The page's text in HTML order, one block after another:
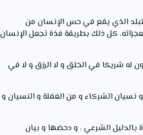
التبلد الذي يقع في حس الإنسان من
كل ذلك بطريقة فذة تجعل الإنسان
له شريكا في الخلق و لا الرزق و لا في
الشركاء و من الغفلة و النسيان و
بالدليل الشرعي ، و دحضها و بيان